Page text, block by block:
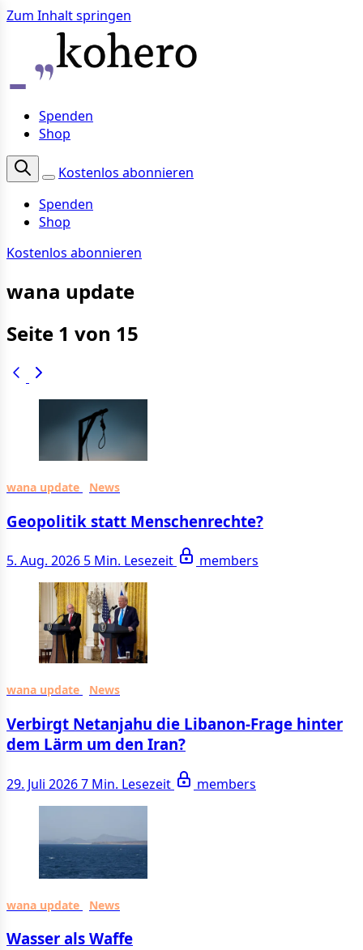
Zum Inhalt springen
Spenden
Shop
Kostenlos abonnieren
Spenden
Shop
Kostenlos abonnieren
wana update
Seite 1 von 15
wana update News
Geopolitik statt Menschenrechte?
5. Aug. 2026 5 Min. Lesezeit members
wana update News
Verbirgt Netanjahu die Libanon-Frage hinter
dem Lärm um den Iran?
29. Juli 20267 Min. Lesezeit members
wana update News
Wasser als Waffe